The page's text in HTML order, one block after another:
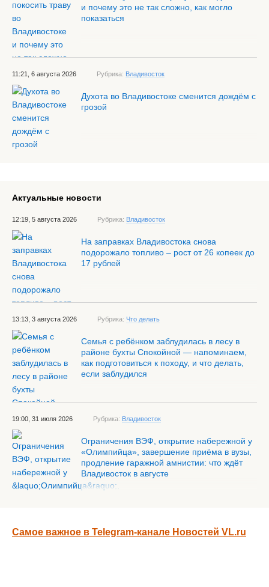
и почему это не так сложно, как могло
показаться
11:21, 6 августа 2026 Рубрика: Владивосток
Духота во Владивостоке сменится дождём с
грозой
Актуальные новости
12:19, 5 августа 2026 Рубрика: Владивосток
На заправках Владивостока снова
подорожало топливо – рост от 26 копеек до
17 рублей
13:13, 3 августа 2026 Рубрика: Что делать
Семья с ребёнком заблудилась в лесу в
районе бухты Спокойной — напоминаем,
как подготовиться к походу, и что делать,
если заблудился
19:00, 31 июля 2026 Рубрика: Владивосток
Ограничения ВЭФ, открытие набережной у
«Олимпийца», завершение приёма в вузы,
продление гаражной амнистии: что ждёт
Владивосток в августе
Самое важное в Telegram-канале Новостей VL.ru